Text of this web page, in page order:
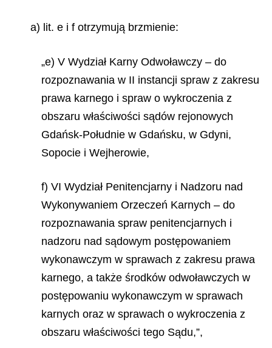
a) lit. e i f otrzymują brzmienie:
„e) V Wydział Karny Odwoławczy – do
rozpoznawania w II instancji spraw z zakresu
prawa karnego i spraw o wykroczenia z
obszaru właściwości sądów rejonowych
Gdańsk-Południe w Gdańsku, w Gdyni,
Sopocie i Wejherowie,
f) VI Wydział Penitencjarny i Nadzoru nad
Wykonywaniem Orzeczeń Karnych – do
rozpoznawania spraw penitencjarnych i
nadzoru nad sądowym postępowaniem
wykonawczym w sprawach z zakresu prawa
karnego, a także środków odwoławczych w
postępowaniu wykonawczym w sprawach
karnych oraz w sprawach o wykroczenia z
obszaru właściwości tego Sądu,”,